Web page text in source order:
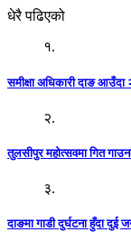
धेरै पढिएको
१.
समीक्षा अधिकारी दाङ
२.
तुलसीपुर महोत्सवमा गित
३.
दाङमा गाडी दुर्घटना हुँदा दुई